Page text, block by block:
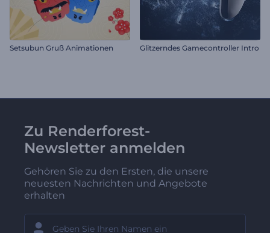
Setsubun Gruß Animationen Glitzerndes Gamecontroller Intro
Zu Renderforest-
Newsletter anmelden
Gehören Sie zu den Ersten, die unsere
neuesten Nachrichten und Angebote
erhalten